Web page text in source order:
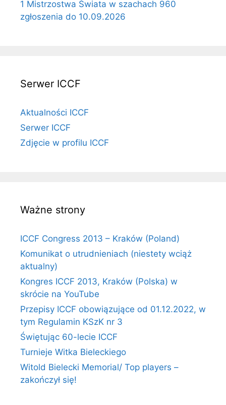
1 Mistrzostwa Świata w szachach 960
zgłoszenia do 10.09.2026
Serwer ICCF
Aktualności ICCF
Serwer ICCF
Zdjęcie w profilu ICCF
Ważne strony
ICCF Congress 2013 – Kraków (Poland)
Komunikat o utrudnieniach (niestety wciąż
aktualny)
Kongres ICCF 2013, Kraków (Polska) w
skrócie na YouTube
Przepisy ICCF obowiązujące od 01.12.2022, w
tym Regulamin KSzK nr 3
Świętując 60-lecie ICCF
Turnieje Witka Bieleckiego
Witold Bielecki Memorial/ Top players –
zakończył się!